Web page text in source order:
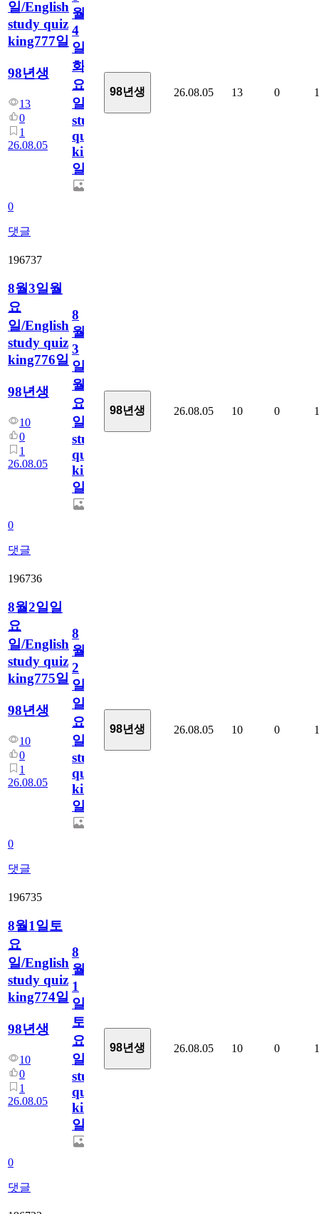
일/English
study quiz
king777일
98년생
13
0
1
26.08.05
0
댓글
월
4
일
화
요
일/English
study
quiz
king777
일
98년생 26.08.05 13 0 1
196737
8월3일월
요
일/English
study quiz
king776일
98년생
10
0
1
26.08.05
0
댓글
8
월
3
일
월
요
일/English
study
quiz
king776
일
98년생 26.08.05 10 0 1
196736
8월2일일
요
일/English
study quiz
king775일
98년생
10
0
1
26.08.05
0
댓글
8
월
2
일
일
요
일/English
study
quiz
king775
일
98년생 26.08.05 10 0 1
196735
8월1일토
요
일/English
study quiz
king774일
98년생
10
0
1
26.08.05
0
댓글
8
월
1
일
토
요
일/English
study
quiz
king774
일
98년생 26.08.05 10 0 1